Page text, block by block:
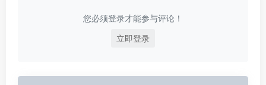
您必须登录才能参与评论！
立即登录